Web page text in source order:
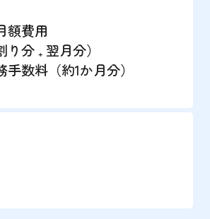
額費用
分 ₊ 翌月分）
手数料（約1か月分）